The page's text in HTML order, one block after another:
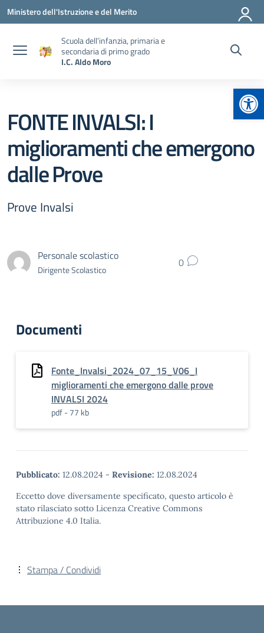
Vai ai contenuti
Vai al menu di navigazione
Vai al footer
Ministero dell'Istruzione e del Merito
Scuola dell’infanzia, primaria e
secondaria di primo grado
I.C. Aldo Moro
FONTE INVALSI: I
miglioramenti che emergono
dalle Prove
Prove Invalsi
Personale scolastico
Dirigente Scolastico 0
Documenti
Fonte_Invalsi_2024_07_15_V06_I
miglioramenti che emergono dalle prove
INVALSI 2024
pdf - 77 kb
Pubblicato: 12.08.2024 - Revisione: 12.08.2024
Eccetto dove diversamente specificato, questo articolo è
stato rilasciato sotto Licenza Creative Commons
Attribuzione 4.0 Italia.
Stampa / Condividi